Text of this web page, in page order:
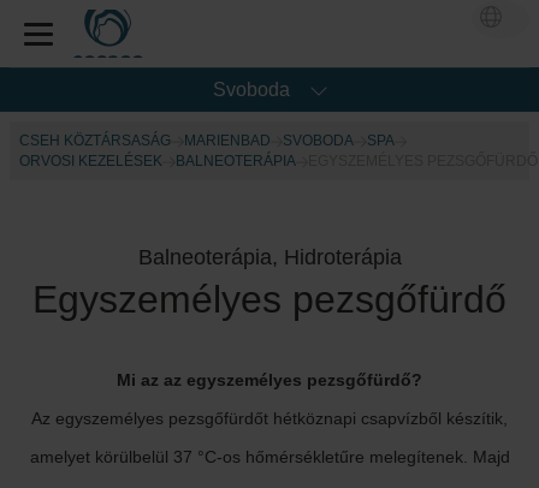
Svoboda
CSEH KÖZTÁRSASÁG MARIENBAD SVOBODA
SPA
ORVOSI KEZELÉSEK
BALNEOTERÁPIA
Balneoterápia, Hidroterápia
Egyszemélyes pezsgőfürdő
Mi az az egyszemélyes pezsgőfürdő?
Az egyszemélyes pezsgőfürdőt hétköznapi csapvízből készítik,
amelyet körülbelül 37 °C-os hőmérsékletűre melegítenek. Majd